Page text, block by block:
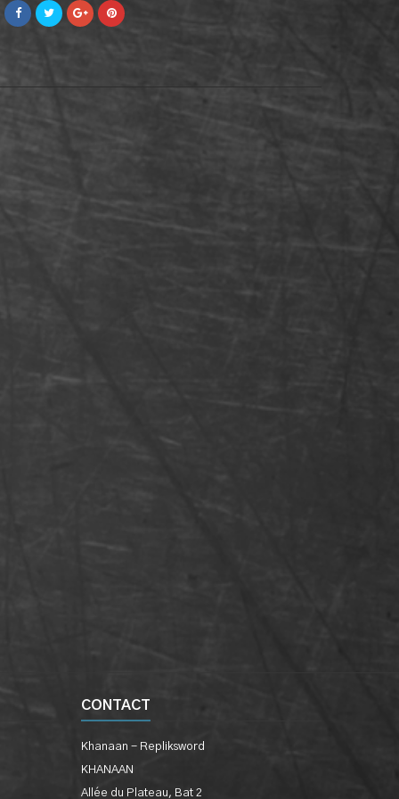
CONTACT
Khanaan - Repliksword
KHANAAN
Allée du Plateau, Bat 2